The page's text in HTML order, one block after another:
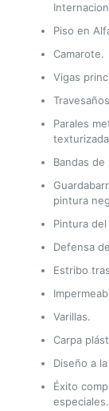
Piso en
Camarote.
Vigas
Parales
Bandas de
pintura
Pintura
Defensa
Estribo
Varillas.
Carpa
Diseño a
Éxito
especiales.